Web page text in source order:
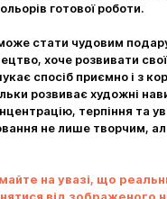
готової роботи.
стати чудовим
хоче розвивати свої
спосіб приємно і з
розвиває художні
терпіння та
не лише творчим,
на увазі, що
Контакти
+380996393746
+380634324164
асортимент
знайдете щось